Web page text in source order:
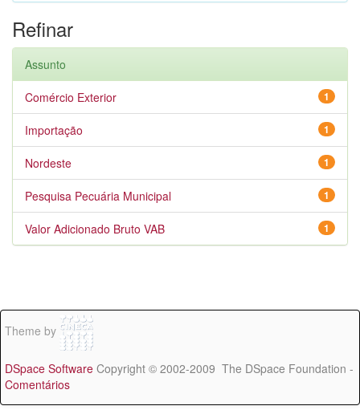
Refinar
Assunto
1
Comércio Exterior
1
Importação
1
Nordeste
1
Pesquisa Pecuária Municipal
1
Valor Adicionado Bruto VAB
Theme by
DSpace Software Copyright © 2002-2009 The DSpace Foundation -
Comentários